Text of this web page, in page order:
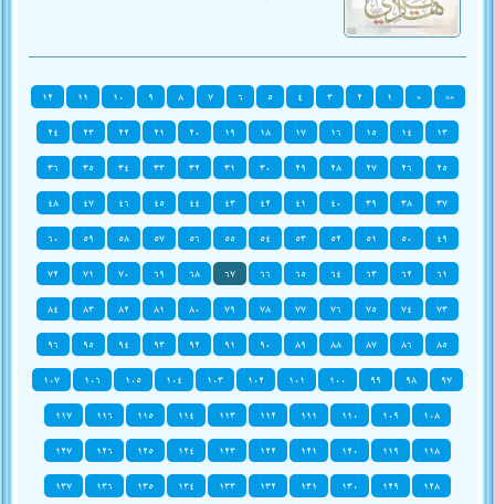
««
« ١ ٢ ٣ ٤ ٥ ٦ ٧ ٨ ٩ ١٠ ١١
١٢
١٣
١٤ ١٥ ١٦ ١٧ ١٨ ١٩ ٢٠ ٢١ ٢٢ ٢٣
٢٤
٢٥
٢٦ ٢٧ ٢٨ ٢٩ ٣٠ ٣١ ٣٢ ٣٣ ٣٤ ٣٥
٣٦
٣٧
٣٨ ٣٩ ٤٠ ٤١ ٤٢ ٤٣ ٤٤ ٤٥ ٤٦ ٤٧
٤٨
٤٩
٥٠ ٥١ ٥٢ ٥٣ ٥٤ ٥٥ ٥٦ ٥٧ ٥٨ ٥٩
٦٠
٦١
٦٢ ٦٣ ٦٤ ٦٥ ٦٦ ٦٧ ٦٨ ٦٩ ٧٠ ٧١
٧٢
٧٣
٧٤ ٧٥ ٧٦ ٧٧ ٧٨ ٧٩ ٨٠ ٨١ ٨٢ ٨٣
٨٤
٨٥
٨٦ ٨٧ ٨٨ ٨٩ ٩٠ ٩١ ٩٢ ٩٣ ٩٤ ٩٥
٩٦
٩٧
٩٨ ٩٩ ١٠٠ ١٠١ ١٠٢ ١٠٣ ١٠٤ ١٠٥ ١٠٦
١٠٧
١٠٨
١٠٩ ١١٠ ١١١ ١١٢ ١١٣ ١١٤ ١١٥ ١١٦
١١٧
١١٨
١١٩ ١٢٠ ١٢١ ١٢٢ ١٢٣ ١٢٤ ١٢٥ ١٢٦
١٢٧
١٢٨
١٢٩ ١٣٠ ١٣١ ١٣٢ ١٣٣ ١٣٤ ١٣٥ ١٣٦
١٣٧